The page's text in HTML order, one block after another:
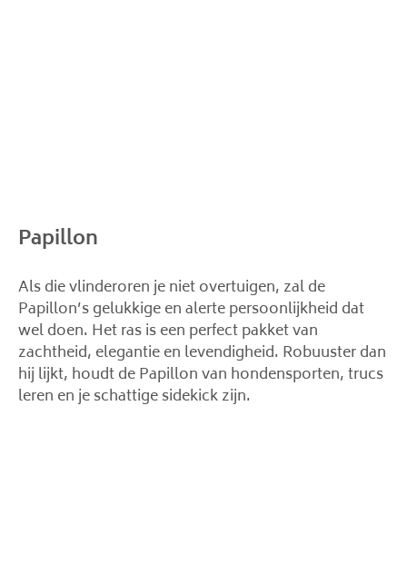
Papillon
Als die vlinderoren je niet overtuigen, zal de
Papillon’s gelukkige en alerte persoonlijkheid dat
wel doen. Het ras is een perfect pakket van
zachtheid, elegantie en levendigheid. Robuuster dan
hij lijkt, houdt de Papillon van hondensporten, trucs
leren en je schattige sidekick zijn.